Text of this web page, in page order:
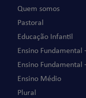
Quem somos
Pastoral
Educação Infantil
Ensino Fundamental
Ensino Fundamental
Ensino Médio
Plural